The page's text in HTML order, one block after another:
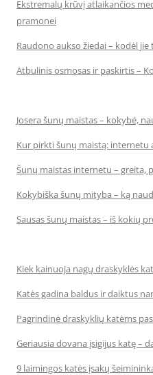
Ekstremalų krūvį atlaikančios
pramonei
Raudono aukso žiedai – kodėl
Atbulinis osmosas ir paskirtis –
Josera šunų maistas – kokybė,
Kur pirkti šunų maistą: internetu
Šunų maistas internetu – greita,
Kokybiška šunų mityba – ką
Sausas šunų maistas – iš kokių
Kiek kainuoja nagų draskyklės
Katės gadina baldus ir daiktus
Pagrindinė draskyklių katėms
Geriausia dovana įsigijus katę –
9 laimingos katės įsakų